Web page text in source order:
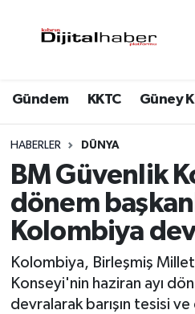
Gündem KKTC Güney
HABERLER DÜNYA
BM Güvenlik
dönem
Kolombiya
Kolombiya, Birleşmiş
Konseyi'nin haziran ayı
devralarak barışın tesisi
Trafik Durumu
Süper Lig Puan Durumu
Tüm Manşetler
Son Dakika Haberleri
Haber Arşivi